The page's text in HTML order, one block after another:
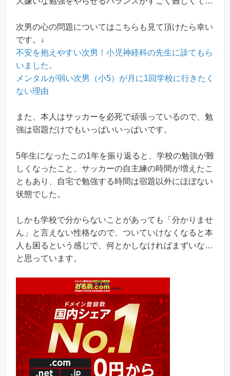
次男の心の問題についてはこちらも見て頂けたら幸い
です。↓
不安を抱えやすい次男！小児神経科の先生に診てもら
いました。
メンタルが弱い次男（小5）が月に1回学校に行きたく
ない理由
また、本人はサッカーを必死で頑張っているので、勉
強は宿題だけでもいっぱいいっぱいです。
5年生になったこの1年を振り返ると、学校の勉強が難
しくなったこと、サッカーの自主練の時間が増えたこ
ともあり、自宅で勉強する時間は宿題以外にほぼない
状態でした。
しかも学校で分からないことがあっても「分かりませ
ん」と言えない性格なので、ついていけなくなると本
人も困るという感じで、何とかしなければまずいな…
と思っています。